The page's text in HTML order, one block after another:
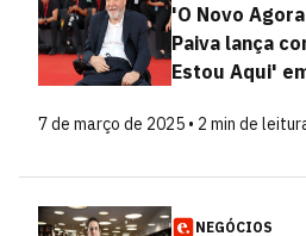
'O Novo
Paiva lança
Estou Aqui'
7 de março de 2025 • 2 min de
NEGÓCIOS